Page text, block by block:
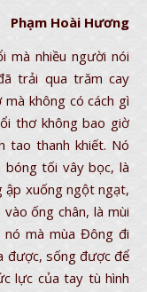
Phạm Hoài Hương
mà nhiều người nói
trải qua trăm cay
không có cách gì
thơ không bao giờ
tao thanh khiết. Nó
bóng tối vây bọc, là
ập xuống ngột ngạt,
ống chân, là mùi
mà mùa Đông đi
được, sống được để
lực của tay tù hình